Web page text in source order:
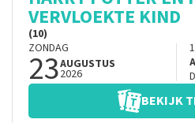
VERVLOEKTE KIND
(10)
ZONDAG
23AUGUSTUS
2026
BEKIJK